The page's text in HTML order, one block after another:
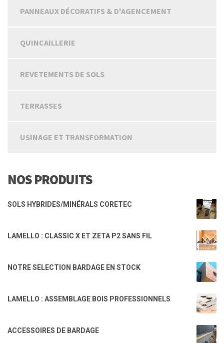
PANNEAUX DÉCORATIFS & D'AGENCEMENT
QUINCAILLERIE
REVETEMENTS DE SOLS
TERRASSES
USINAGE ET TRANSFORMATION
NOS PRODUITS
SOLS HYBRIDES/MINÉRALS CORETEC
LAMELLO : CLASSIC X ET ZETA P2 SANS FIL
NOTRE SELECTION BARDAGE EN STOCK
LAMELLO : ASSEMBLAGE BOIS PROFESSIONNELS
ACCESSOIRES DE BARDAGE